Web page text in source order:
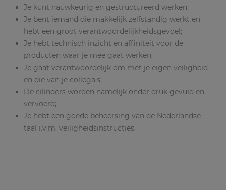
Je kunt nauwkeurig en gestructureerd werken;
Je bent iemand die makkelijk zelfstandig werkt en
hebt een groot verantwoordelijkheidsgevoel;
Je hebt technisch inzicht en affiniteit voor de
producten waar je mee gaat werken;
Je gaat verantwoordelijk om met je eigen veiligheid
en die van je collega's;
De cilinders worden namelijk onder druk gevuld en
vervoerd;
Je hebt een goede beheersing van de Nederlandse
taal i.v.m. veiligheidsinstructies.